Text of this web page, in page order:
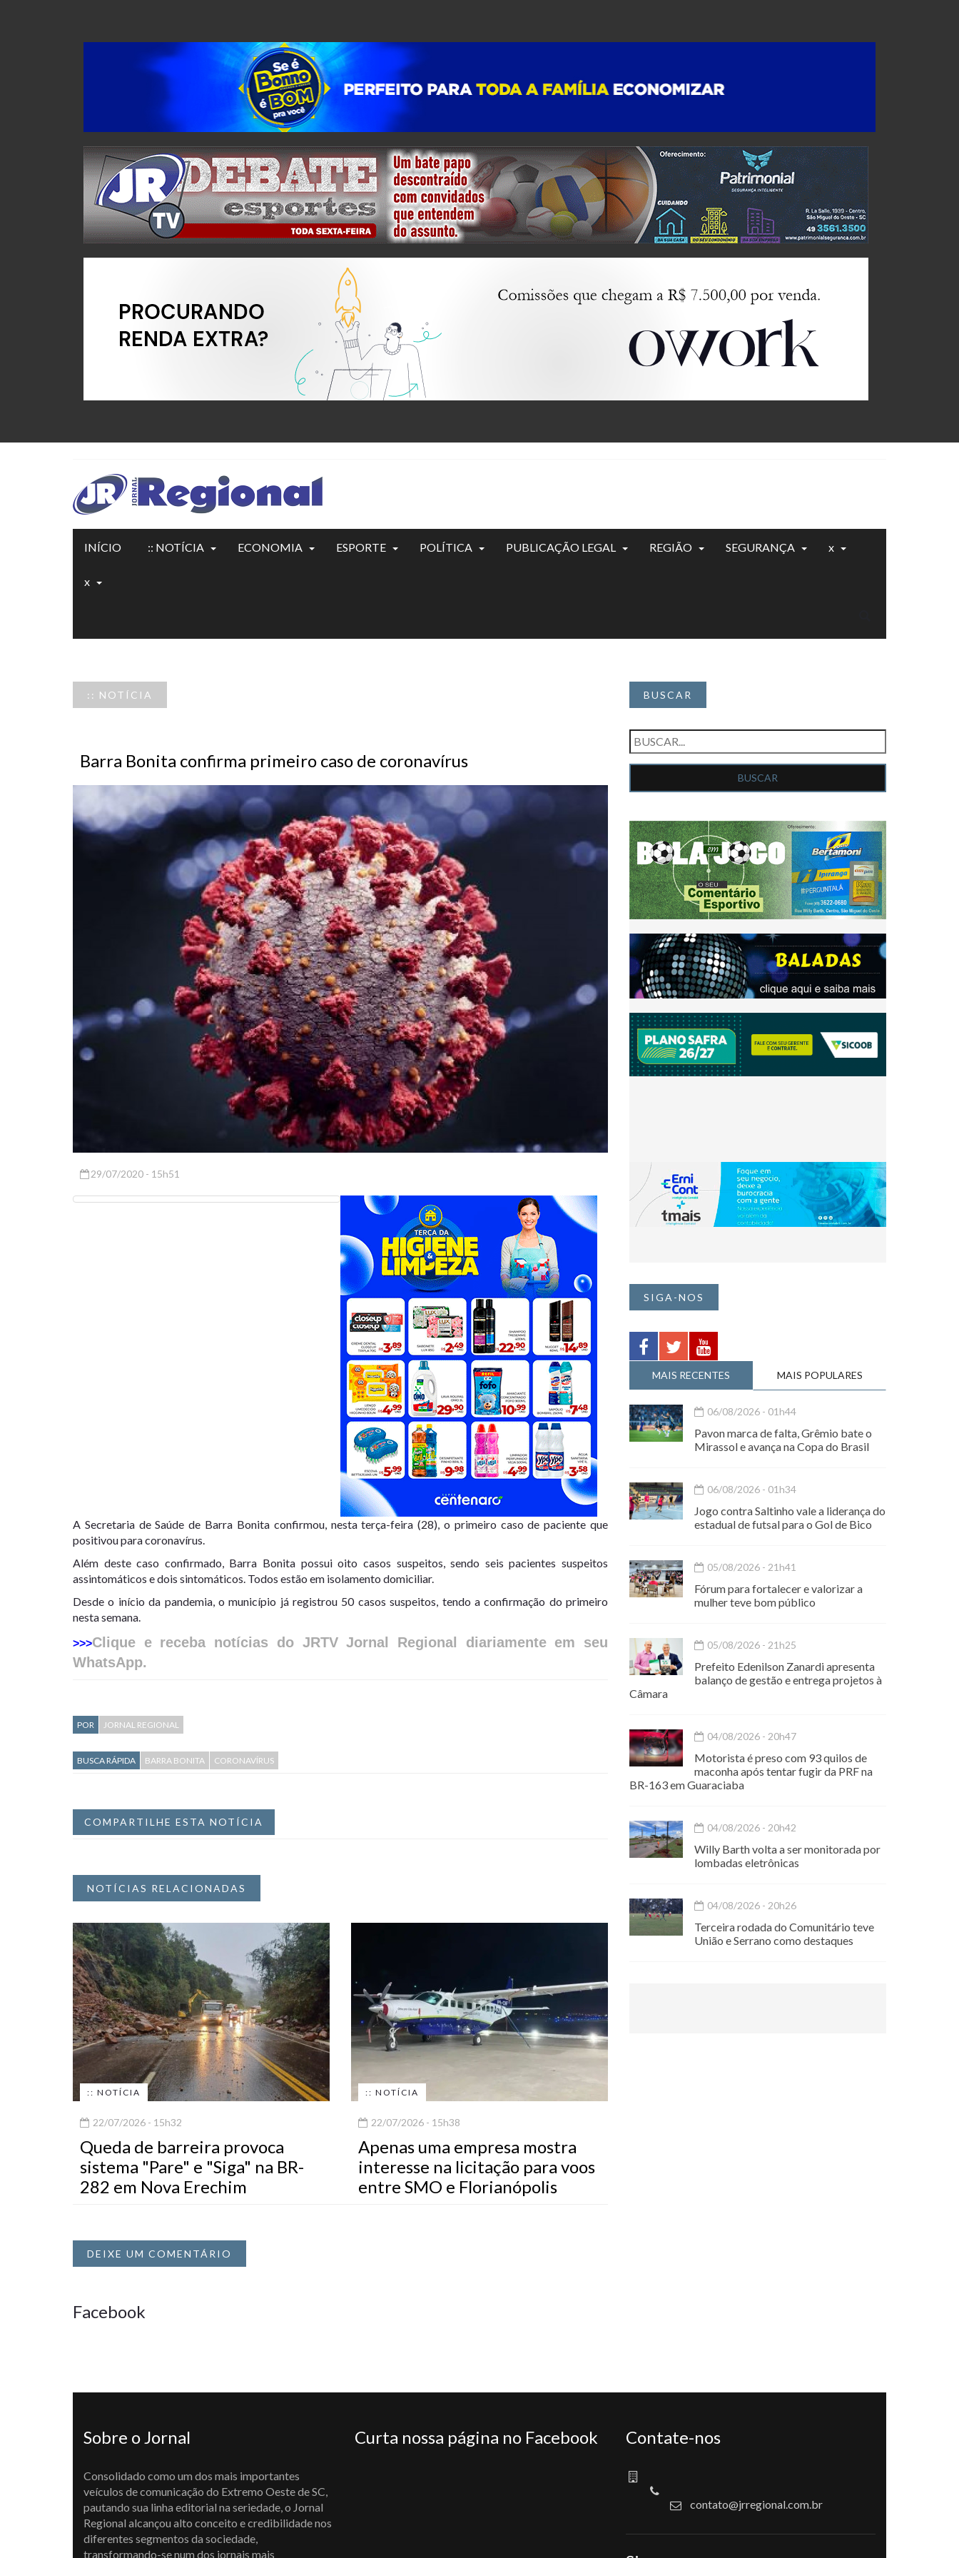
INÍCIO :: NOTÍCIA ECONOMIA ESPORTE POLÍTICA PUBLICAÇÃO LEGAL REGIÃO SEGURANÇA x
x
:: NOTÍCIA
Barra Bonita confirma primeiro caso de coronavírus
29/07/2020 - 15h51
A Secretaria de Saúde de Barra Bonita confirmou, nesta terça-feira (28), o primeiro caso de paciente que
positivou para coronavírus.
Além deste caso confirmado, Barra Bonita possui oito casos suspeitos, sendo seis pacientes suspeitos
assintomáticos e dois sintomáticos. Todos estão em isolamento domiciliar.
Desde o início da pandemia, o município já registrou 50 casos suspeitos, tendo a confirmação do primeiro
nesta semana.
>>>Clique e receba notícias do JRTV Jornal Regional diariamente em seu
WhatsApp.
POR JORNAL REGIONAL
BUSCA RÁPIDA BARRA BONITA CORONAVÍRUS
COMPARTILHE ESTA NOTÍCIA
NOTÍCIAS RELACIONADAS
:: NOTÍCIA
22/07/2026 - 15h32
Queda de barreira provoca
sistema "Pare" e "Siga" na BR-
282 em Nova Erechim
:: NOTÍCIA
22/07/2026 - 15h38
Apenas uma empresa mostra
interesse na licitação para voos
entre SMO e Florianópolis
DEIXE UM COMENTÁRIO
Facebook
BUSCAR
SIGA-NOS
MAIS RECENTES MAIS POPULARES
06/08/2026 - 01h44
Pavon marca de falta, Grêmio bate o
Mirassol e avança na Copa do Brasil
06/08/2026 - 01h34
Jogo contra Saltinho vale a liderança do
estadual de futsal para o Gol de Bico
05/08/2026 - 21h41
Fórum para fortalecer e valorizar a
mulher teve bom público
05/08/2026 - 21h25
Prefeito Edenilson Zanardi apresenta
balanço de gestão e entrega projetos à
Câmara
04/08/2026 - 20h47
Motorista é preso com 93 quilos de
maconha após tentar fugir da PRF na
BR-163 em Guaraciaba
04/08/2026 - 20h42
Willy Barth volta a ser monitorada por
lombadas eletrônicas
04/08/2026 - 20h26
Terceira rodada do Comunitário teve
União e Serrano como destaques
Sobre o Jornal
Consolidado como um dos mais importantes
veículos de comunicação do Extremo Oeste de SC,
pautando sua linha editorial na seriedade, o Jornal
Regional alcançou alto conceito e credibilidade nos
diferentes segmentos da sociedade,
transformando-se num dos jornais mais
Curta nossa página no Facebook Contate-nos
contato@jrregional.com.br